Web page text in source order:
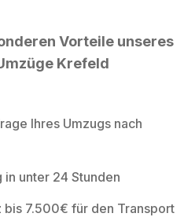
Vorteile unseres
Krefeld
Ihres Umzugs nach
unter 24 Stunden
bis 7.500€ für den Transport